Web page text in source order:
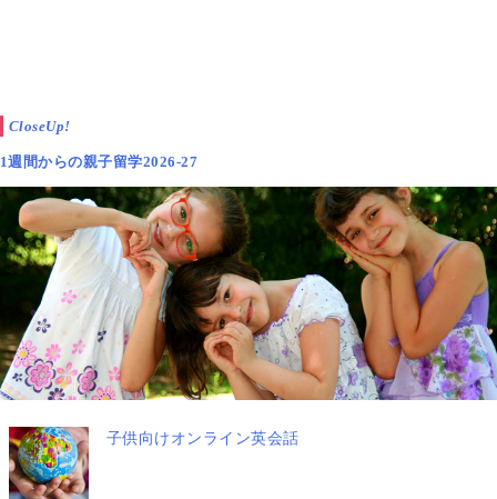
CloseUp!
1週間からの親子留学2026-27
子供向けオンライン英会話